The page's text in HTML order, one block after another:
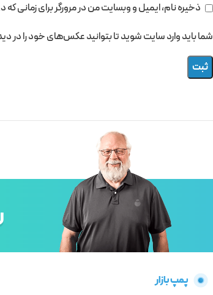
ذخیره نام، ایمیل و وبسایت من در مرورگر برای زمانی
شما باید وارد سایت شوید تا بتوانید عکس‌های خود را در
پمپ بازار